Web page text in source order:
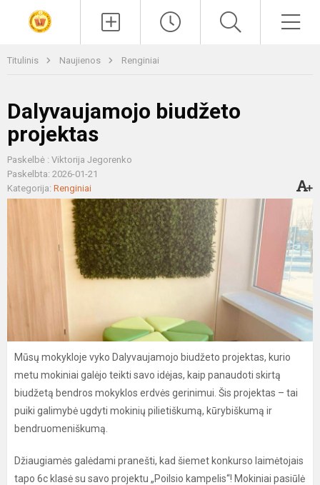
Titulinis Naujienos Renginiai
Dalyvaujamojo biudžeto
projektas
Paskelbė : Viktorija Jegorenko
Paskelbta: 2026-01-21
Kategorija: Renginiai
Mūsų mokykloje vyko Dalyvaujamojo biudžeto projektas, kurio
metu mokiniai galėjo teikti savo idėjas, kaip panaudoti skirtą
biudžetą bendros mokyklos erdvės gerinimui. Šis projektas – tai
puiki galimybė ugdyti mokinių pilietiškumą, kūrybiškumą ir
bendruomeniškumą.
Džiaugiamės galėdami pranešti, kad šiemet konkurso laimėtojais
tapo 6c klasė su savo projektu „Poilsio kampelis“! Mokiniai pasiūlė